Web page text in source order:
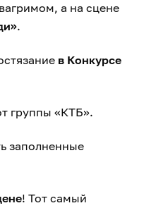
а на сцене
.
в Конкурсе
группы «КТБ».
заполненные
! Тот самый